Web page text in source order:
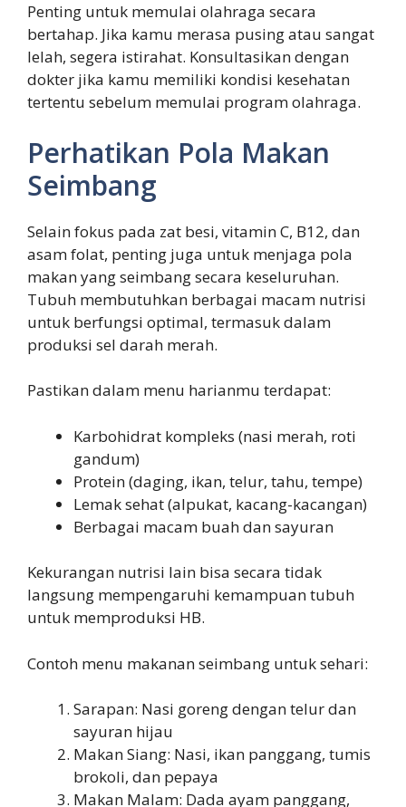
Penting untuk memulai olahraga secara
bertahap. Jika kamu merasa pusing atau sangat
lelah, segera istirahat. Konsultasikan dengan
dokter jika kamu memiliki kondisi kesehatan
tertentu sebelum memulai program olahraga.
Perhatikan Pola Makan
Seimbang
Selain fokus pada zat besi, vitamin C, B12, dan
asam folat, penting juga untuk menjaga pola
makan yang seimbang secara keseluruhan.
Tubuh membutuhkan berbagai macam nutrisi
untuk berfungsi optimal, termasuk dalam
produksi sel darah merah.
Pastikan dalam menu harianmu terdapat:
Karbohidrat kompleks (nasi merah, roti
gandum)
Protein (daging, ikan, telur, tahu, tempe)
Lemak sehat (alpukat, kacang-kacangan)
Berbagai macam buah dan sayuran
Kekurangan nutrisi lain bisa secara tidak
langsung mempengaruhi kemampuan tubuh
untuk memproduksi HB.
Contoh menu makanan seimbang untuk sehari:
Sarapan: Nasi goreng dengan telur dan
sayuran hijau
Makan Siang: Nasi, ikan panggang, tumis
brokoli, dan pepaya
Makan Malam: Dada ayam panggang,